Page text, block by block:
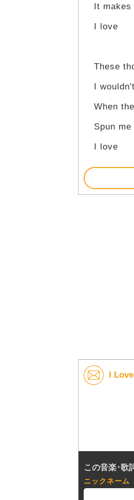
It
I love
These
I
When
Spun
I love
I
この音楽･歌
ニックネーム